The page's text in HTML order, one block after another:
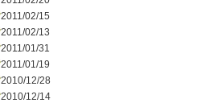
2011/02/15
2011/02/13
2011/01/31
2011/01/19
2010/12/28
2010/12/14